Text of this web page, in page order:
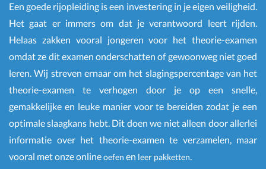
Een goede rijopleiding is een investering in je eigen veiligheid.
Het gaat er immers om dat je verantwoord leert rijden.
Helaas zakken vooral jongeren voor het theorie-examen
omdat ze dit examen onderschatten of gewoonweg niet goed
leren. Wij streven ernaar om het slagingspercentage van het
theorie-examen te verhogen door je op een snelle,
gemakkelijke en leuke manier voor te bereiden zodat je een
optimale slaagkans hebt. Dit doen we niet alleen door allerlei
informatie over het theorie-examen te verzamelen, maar
vooral met onze onlineoefen en leer pakketten.